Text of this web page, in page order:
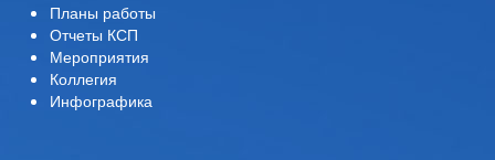
Планы работы
Отчеты КСП
Мероприятия
Коллегия
Инфографика